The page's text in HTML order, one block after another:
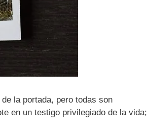
la portada, pero todas son
en un testigo privilegiado de la vida;